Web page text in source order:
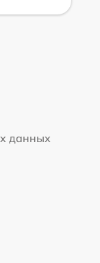
данных